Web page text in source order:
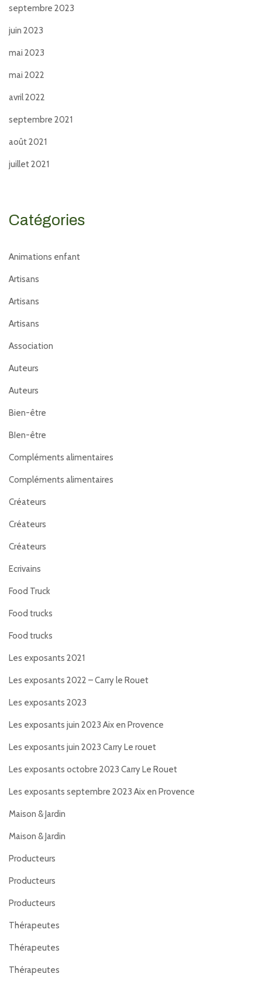
septembre 2023
juin 2023
mai 2023
mai 2022
avril 2022
septembre 2021
août 2021
juillet 2021
Catégories
Animations enfant
Artisans
Artisans
Artisans
Association
Auteurs
Auteurs
Bien-être
BIen-être
Compléments alimentaires
Compléments alimentaires
Créateurs
Créateurs
Créateurs
Ecrivains
Food Truck
Food trucks
Food trucks
Les exposants 2021
Les exposants 2022 – Carry le Rouet
Les exposants 2023
Les exposants juin 2023 Aix en Provence
Les exposants juin 2023 Carry Le rouet
Les exposants octobre 2023 Carry Le Rouet
Les exposants septembre 2023 Aix en Provence
Maison & Jardin
Maison & Jardin
Producteurs
Producteurs
Producteurs
Thérapeutes
Thérapeutes
Thérapeutes